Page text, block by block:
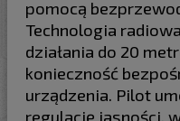
pomocą
Technologia
działania do 20
konieczność
urządzenia. Pilot
regulację jasności,